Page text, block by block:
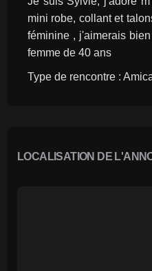
mini robe, collant et
féminine , j'aimerais
femme de 40 ans
Type de rencontre :
LOCALISATION DE